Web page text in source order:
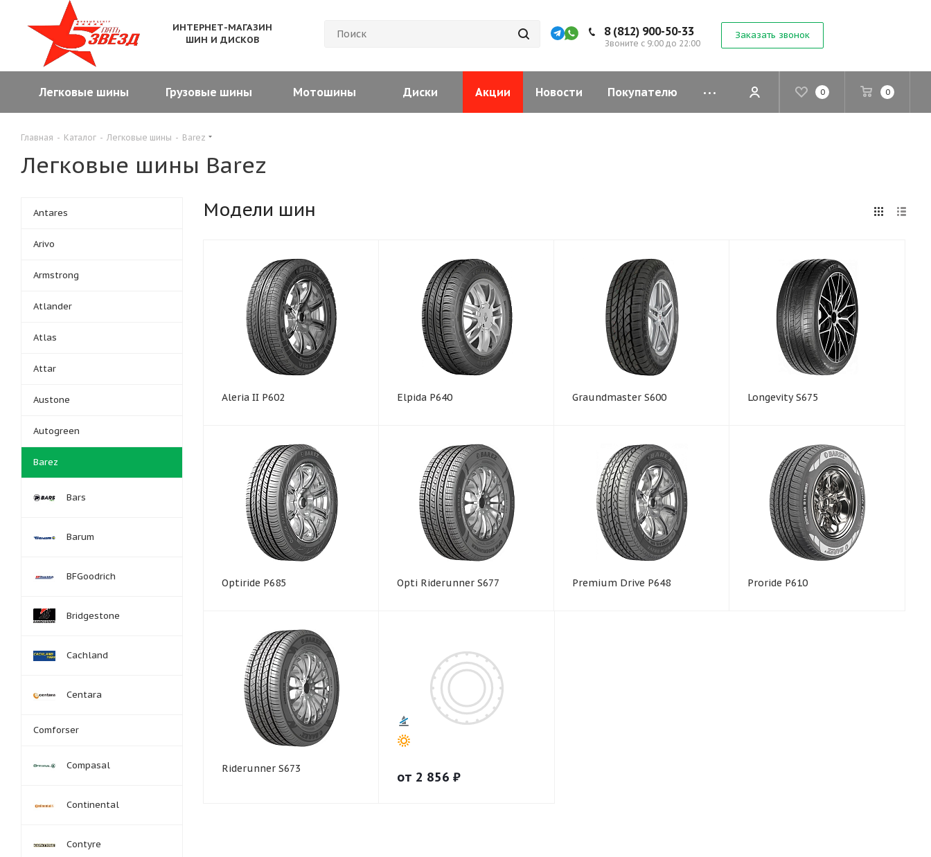
ИНТЕРНЕТ-МАГАЗИН
ШИН И ДИСКОВ
8 (812) 900-50-33
Звоните с 9:00 до 22:00
Заказать звонок
0 0
Легковые шины Грузовые шины Мотошины Диски Акции Новости Покупателю
Главная - Каталог - Легковые шины - Barez
Легковые шины Barez
Модели шин
Aleria II P602 Elpida P640 Graundmaster S600 Longevity S675
Optiride P685 Opti Riderunner S677 Premium Drive P648 Proride P610
Riderunner S673
от 2 856 ₽
Antares
Arivo
Armstrong
Atlander
Atlas
Attar
Austone
Autogreen
Barez
Bars
Barum
BFGoodrich
Bridgestone
Cachland
Centara
Comforser
Compasal
Continental
Contyre